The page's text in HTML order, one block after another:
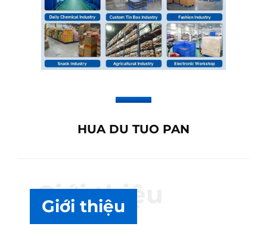
HUA DU TUO PAN
Giới thiệu
Giới thiệu